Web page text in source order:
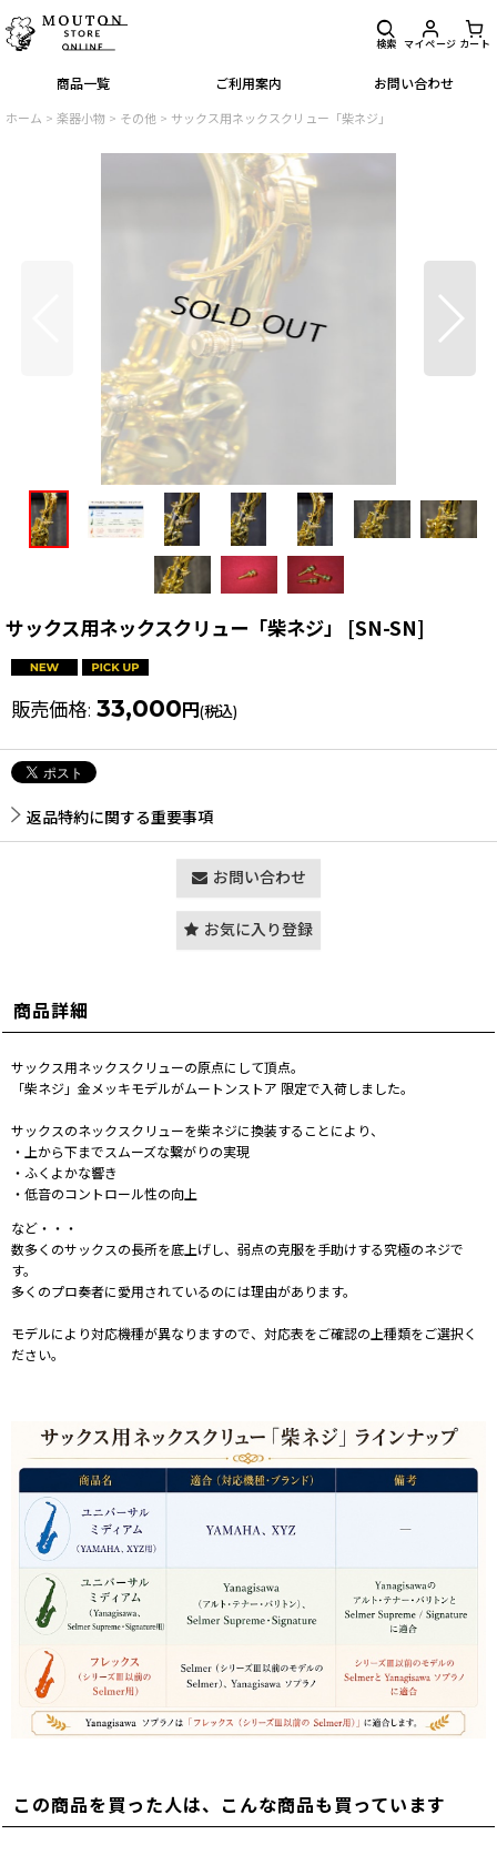
商品一覧 ご利用案内 お問い合わせ
検索 マイページ カート
ホーム > 楽器小物 > その他 > サックス用ネックスクリュー「柴ネジ」
サックス用ネックスクリュー「柴ネジ」 [SN-SN]
販売価格: 33,000 円(税込)
返品特約に関する重要事項
お問い合わせ
お気に入り登録
商品詳細
サックス用ネックスクリューの原点にして頂点。
「柴ネジ」金メッキモデルがムートンストア 限定で入荷しました。
サックスのネックスクリューを柴ネジに換装することにより、
・上から下までスムーズな繋がりの実現
・ふくよかな響き
・低音のコントロール性の向上
など・・・
数多くのサックスの長所を底上げし、弱点の克服を手助けする究極のネジで
す。
多くのプロ奏者に愛用されているのには理由があります。
モデルにより対応機種が異なりますので、対応表をご確認の上種類をご選択く
ださい。
この商品を買った人は、こんな商品も買っています